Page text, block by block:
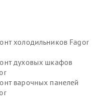
холодильников Fagor
духовых шкафов
варочных панелей